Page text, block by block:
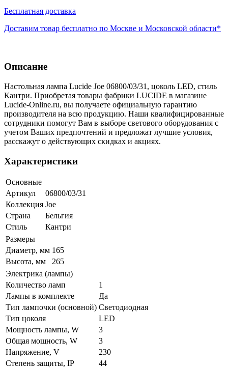
Бесплатная доставка
Доставим товар бесплатно по Москве и Московской области*
Описание
Настольная лампа Lucide Joe 06800/03/31, цоколь LED, стиль
Кантри. Приобретая товары фабрики LUCIDE в магазине
Lucide-Online.ru, вы получаете официальную гарантию
производителя на всю продукцию. Наши квалифицированные
сотрудники помогут Вам в выборе светового оборудования с
учетом Ваших предпочтений и предложат лучшие условия,
расскажут о действующих скидках и акциях.
Характеристики
Основные
Артикул
06800/03/31
Коллекция Joe
Страна
Бельгия
Стиль
Кантри
Размеры
Диаметр, мм 165
Высота, мм
265
Электрика (лампы)
Количество ламп
1
Лампы в комплекте
Да
Тип лампочки (основной) Светодиодная
Тип цоколя
LED
Мощность лампы, W
3
Общая мощность, W
3
Напряжение, V
230
Степень защиты, IP
44